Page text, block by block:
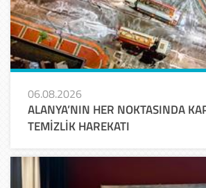
06.08.2026
ALANYA’NIN HER NOKTASINDA
TEMİZLİK HAREKATI